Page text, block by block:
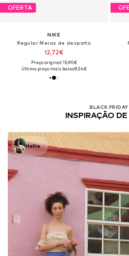
OFERTA
NIKE
Regular Meias de desporto
12,72€
Preço original: 15,90€
Último preço mais baixo:9,54€
BLACK FRIDAY
INSPIRAÇÃO
Hallie